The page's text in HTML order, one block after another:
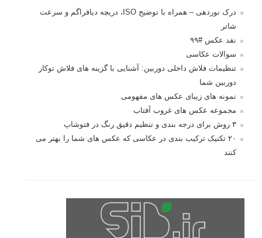
درک نوردهی – همراه با توضیح ISO، دریچه دیافراگم و سرعت
شاتر
نقد عکس #۹۹
سوالات عکاسی
تنظیمات فلاش داخلی دوربین: آشنایی با گزینه های فلاش توکار
دوربین شما
نمونه های زیبای عکس های مفهومی
مجموعه عکس های غروب آفتاب
۳ روش برای درجه بندی و تنظیم دقیق رنگ در فتوشاپ
۲۰ تکنیک ترکیب بندی در عکاسی که عکس های شما را بهتر می
کنند